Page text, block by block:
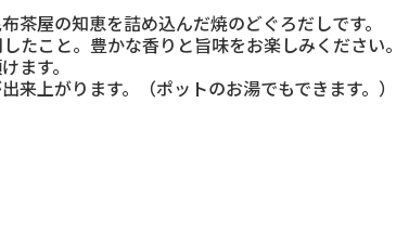
茶屋の知恵を詰め込んだ焼のどぐろだしです。
たこと。豊かな香りと旨味をお楽しみください。
ます。
上がります。（ポットのお湯でもできます。）